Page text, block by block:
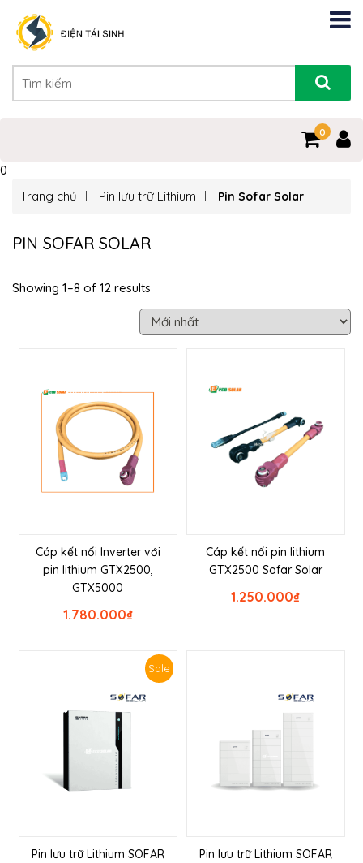
0
0
Trang chủ
Pin lưu trữ Lithium Pin Sofar Solar
PIN SOFAR SOLAR
Showing 1–8 of 12 results
Cáp kết nối Inverter với
pin lithium GTX2500,
GTX5000
₫
1.780.000
Cáp kết nối pin lithium
GTX2500 Sofar Solar
₫
1.250.000
Sale
Pin lưu trữ Lithium SOFAR
Pin lưu trữ Lithium SOFAR